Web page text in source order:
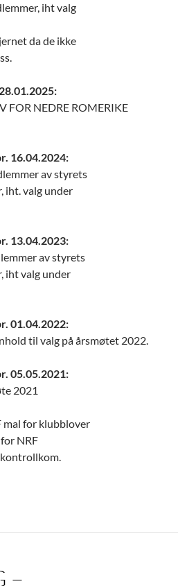
iht valg
da de ikke
FOR NEDRE ROMERIKE
16.04.2024:
av styrets
iht. valg under
13.04.2023:
av styrets
iht valg under
01.04.2022:
til valg på årsmøtet 2022.
05.05.2021:
2021
mal for klubblover
NRF
–